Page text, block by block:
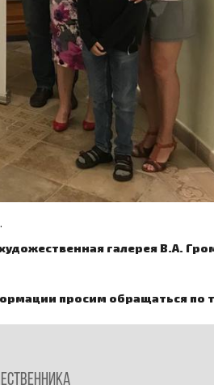
галерея В.А.
просим обращаться по